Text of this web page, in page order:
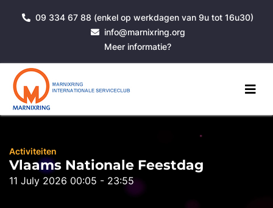
09 334 67 88 (enkel op werkdagen van 9u tot 16u30)
info@marnixring.org
Meer informatie?
Activiteiten
Vlaams Nationale Feestdag
11 July 2026 00:05 - 23:55